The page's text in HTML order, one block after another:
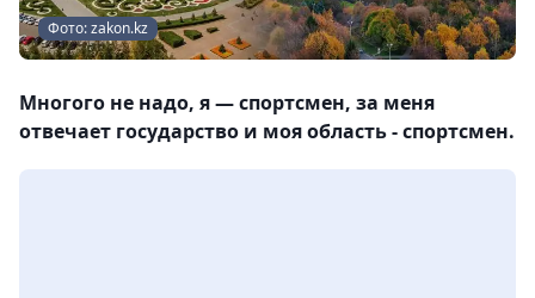
Фото: zakon.kz
Многого не надо, я — спортсмен, за меня
отвечает государство и моя область - спортсмен.